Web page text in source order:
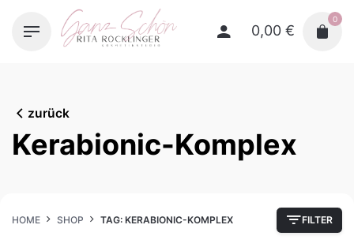
0,00 €
0
zurück
Kerabionic-Komplex
HOME SHOP TAG: KERABIONIC-KOMPLEX FILTER